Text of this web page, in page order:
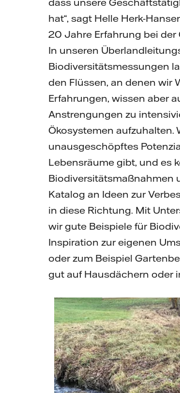
hat“, sagt Helle Herk-
20 Jahre Erfahrung bei
In unseren
Biodiversitätsmessungen
den Flüssen, an denen wir
Erfahrungen, wissen aber
Anstrengungen zu
Ökosystemen aufzuhalten.
unausgeschöpftes
Lebensräume gibt, und es
Biodiversitätsmaßnahmen
Katalog an Ideen zur
in diese Richtung. Mit
wir gute Beispiele für
Inspiration zur eigenen
oder zum Beispiel
gut auf Hausdächern oder